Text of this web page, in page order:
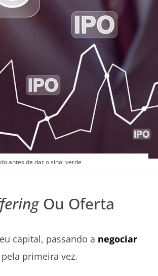
antes de dar o sinal verde
Ou Oferta
capital, passando a negociar
pela primeira vez.